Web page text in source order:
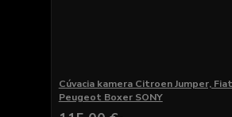
Cúvacia kamera Citroen Jumper,
Peugeot Boxer SONY